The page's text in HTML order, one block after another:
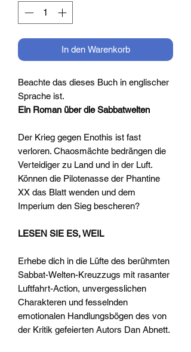
In den Warenkorb
Beachte das dieses Buch in englischer
Sprache ist.
Ein Roman über die Sabbatwelten
Der Krieg gegen Enothis ist fast
verloren. Chaosmächte bedrängen die
Verteidiger zu Land und in der Luft.
Können die Pilotenasse der Phantine
XX das Blatt wenden und dem
Imperium den Sieg bescheren?
LESEN SIE ES, WEIL
Erhebe dich in die Lüfte des berühmten
Sabbat-Welten-Kreuzzugs mit rasanter
Luftfahrt-Action, unvergesslichen
Charakteren und fesselnden
emotionalen Handlungsbögen des von
der Kritik gefeierten Autors Dan Abnett.